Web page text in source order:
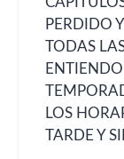
PERDIDO
TODAS
LOS
TARDE Y